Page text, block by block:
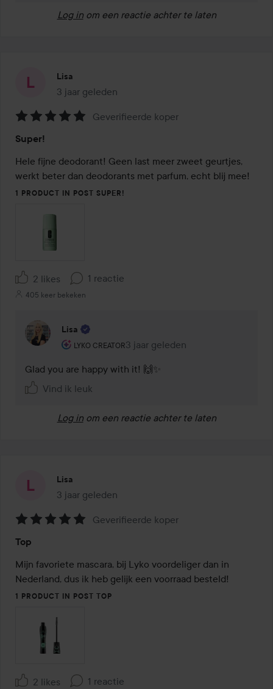
Log in om een reactie achter te laten
Lisa
3 jaar geleden
Het bericht is gemaakt 3 jaar geleden
5
van
de
5
Geverifieerde koper
Super!
Hele fijne deodorant! Geen last meer zweet geurtjes,
werkt beter dan deodorants met parfum, echt blij mee!
1 PRODUCT IN POST SUPER!
2 likes 1 reactie
405 keer bekeken
Lisa
LYKO CREATOR
De rol van de gebruiker: Lyko Creator.
3 jaar geleden
Reactie geladen 3 jaar geleden
Glad you are happy with it! 🙌✨
Vind ik leuk
Log in om een reactie achter te laten
Lisa
3 jaar geleden
Het bericht is gemaakt 3 jaar geleden
5
van
de
5
Geverifieerde koper
Top
Mijn favoriete mascara, bij Lyko voordeliger dan in
Nederland, dus ik heb gelijk een voorraad besteld!
1 PRODUCT IN POST TOP
2 likes 1 reactie